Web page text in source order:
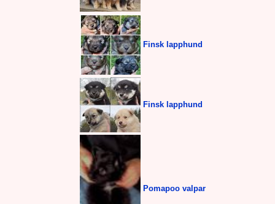
Finsk lapphund
Finsk lapphund
Pomapoo valpar